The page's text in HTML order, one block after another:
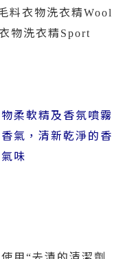
料衣物洗衣精Wool
物洗衣精 Sport
柔軟精及香氛噴霧
氣，清新乾淨的香
味